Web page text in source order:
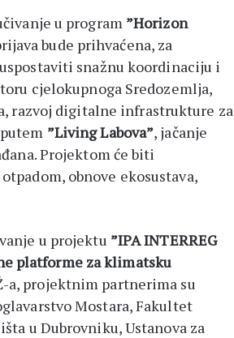
u program ”Horizon
bude prihvaćena, za
snažnu koordinaciju i
cjelokupnoga Sredozemlja,
razvoj digitalne infrastrukture za
”Living Labova”, jačanje
Projektom će biti
obnove ekosustava,
u projektu ”IPA INTERREG
platforme za klimatsku
a, projektnim partnerima su
Mostara, Fakultet
u Dubrovniku, Ustanova za